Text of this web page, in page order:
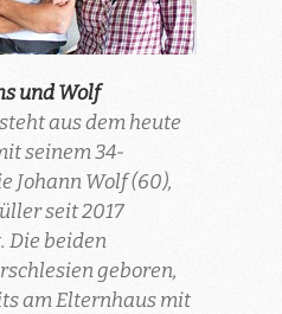
und Wolf
aus dem heute
seinem 34-
Johann Wolf (60),
seit 2017
Die beiden
geboren,
am Elternhaus mit